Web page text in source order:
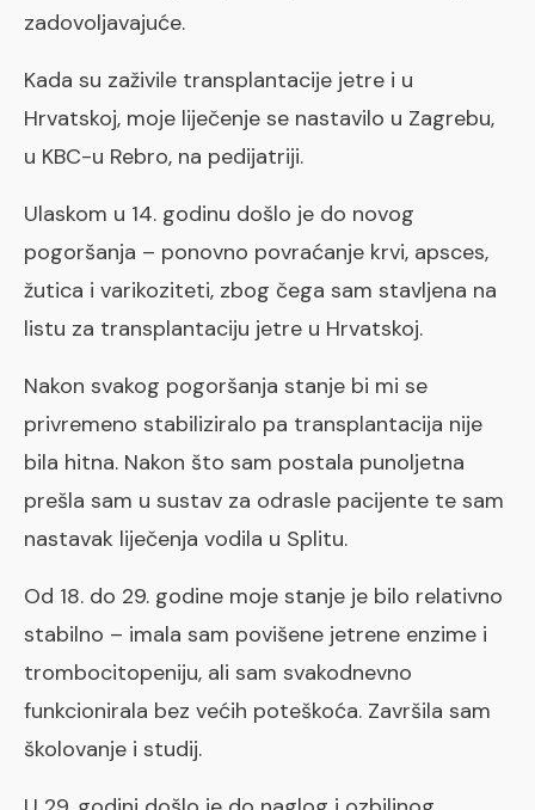
zadovoljavajuće.
Kada su zaživile transplantacije jetre i u
Hrvatskoj, moje liječenje se nastavilo u Zagrebu,
u KBC-u Rebro, na pedijatriji.
Ulaskom u 14. godinu došlo je do novog
pogoršanja – ponovno povraćanje krvi, apsces,
žutica i varikoziteti, zbog čega sam stavljena na
listu za transplantaciju jetre u Hrvatskoj.
Nakon svakog pogoršanja stanje bi mi se
privremeno stabiliziralo pa transplantacija nije
bila hitna. Nakon što sam postala punoljetna
prešla sam u sustav za odrasle pacijente te sam
nastavak liječenja vodila u Splitu.
Od 18. do 29. godine moje stanje je bilo relativno
stabilno – imala sam povišene jetrene enzime i
trombocitopeniju, ali sam svakodnevno
funkcionirala bez većih poteškoća. Završila sam
školovanje i studij.